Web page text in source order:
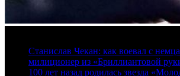
Станислав Чекан: как воевал с
милиционер из «Бриллиантовой
100 лет назад родилась звезда